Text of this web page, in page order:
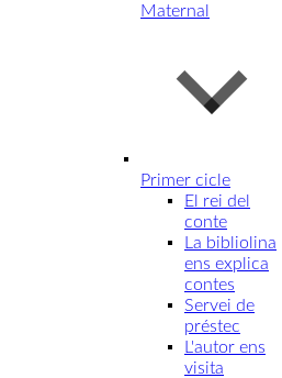
Maternal
Primer cicle
El rei del
conte
La bibliolina
ens explica
contes
Servei de
préstec
L'autor ens
visita